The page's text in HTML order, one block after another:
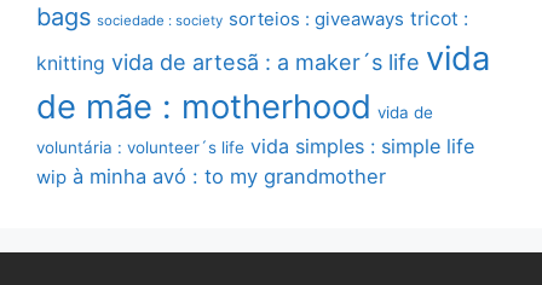
bags sociedade : society sorteios : giveaways tricot :
knitting vida de artesã : a maker´s life vida
de mãe : motherhood vida de
voluntária : volunteer´s life vida simples : simple life
wip à minha avó : to my grandmother